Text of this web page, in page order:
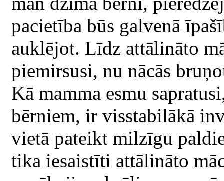
pacietība būs galvenā
auklējot. Līdz attālināto
piemirsusi, nu nācās
Kā mamma esmu
bērniem, ir visstabilākā
vietā pateikt milzīgu
tika iesaistīti attālināto